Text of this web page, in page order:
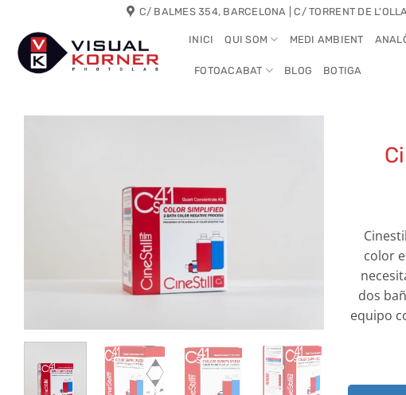
content
C/ BALMES 354, BARCELONA | C/ TORRENT DE
INICI QUI SOM MEDI AMBIENT
FOTOACABAT BLOG BOTIGA
color
dos
equipo